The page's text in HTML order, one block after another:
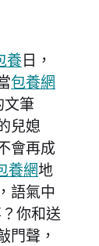
養日，
包養網
文筆
兒媳
會再成
養網地
語氣中
你和送
門聲，